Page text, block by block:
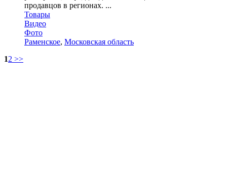
продавцов в регионах. ...
Товары
Видео
Фото
Раменское, Московская область
12 >>